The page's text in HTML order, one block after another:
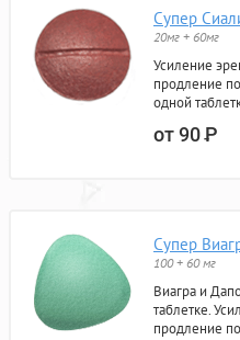
Супер
20мг + 60мг
Усиление
продление
одной
от 90Р
Супер
100 + 60 мг
Виагра и
таблетке.
продление